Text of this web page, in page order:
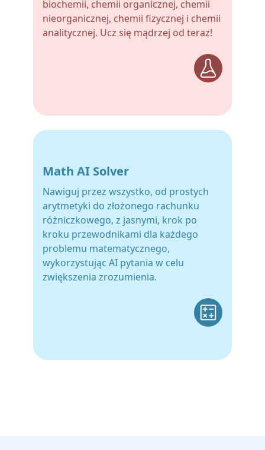
biochemii, chemii organicznej, chemii
nieorganicznej, chemii fizycznej i chemii
analitycznej. Ucz się mądrzej od teraz!
Math AI Solver
Nawiguj przez wszystko, od prostych
arytmetyki do złożonego rachunku
różniczkowego, z jasnymi, krok po
kroku przewodnikami dla każdego
problemu matematycznego,
wykorzystując AI pytania w celu
zwiększenia zrozumienia.